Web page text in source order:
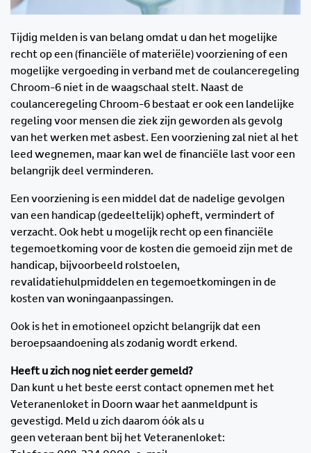
Tijdig melden is van belang omdat u dan het mogelijke
recht op een (financiële of materiële) voorziening of een
mogelijke vergoeding in verband met de coulanceregeling
Chroom-6 niet in de waagschaal stelt. Naast de
coulanceregeling Chroom-6 bestaat er ook een landelijke
regeling voor mensen die ziek zijn geworden als gevolg
van het werken met asbest. Een voorziening zal niet al het
leed wegnemen, maar kan wel de financiële last voor een
belangrijk deel verminderen.
Een voorziening is een middel dat de nadelige gevolgen
van een handicap (gedeeltelijk) opheft, vermindert of
verzacht. Ook hebt u mogelijk recht op een financiële
tegemoetkoming voor de kosten die gemoeid zijn met de
handicap, bijvoorbeeld rolstoelen,
revalidatiehulpmiddelen en tegemoetkomingen in de
kosten van woningaanpassingen.
Ook is het in emotioneel opzicht belangrijk dat een
beroepsaandoening als zodanig wordt erkend.
Heeft u zich nog niet eerder gemeld?
Dan kunt u het beste eerst contact opnemen met het
Veteranenloket in Doorn waar het aanmeldpunt is
gevestigd. Meld u zich daarom óók als u
geen veteraan bent bij het Veteranenloket: